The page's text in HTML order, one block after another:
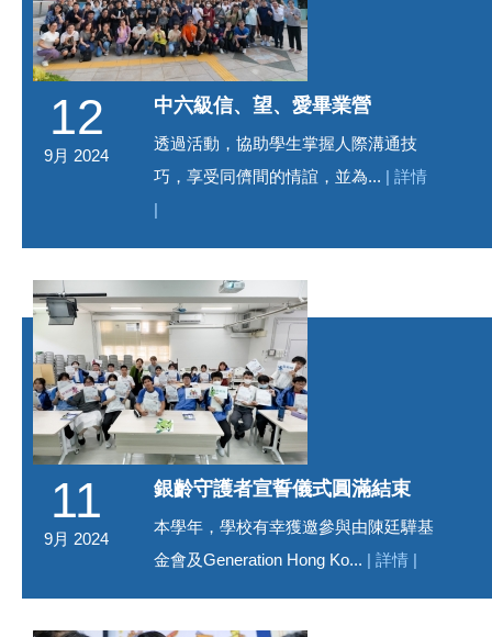
12
9月 2024
中六級信、望、愛畢業營
透過活動，協助學生掌握人際溝通技
巧，享受同儕間的情誼，並為... | 詳情
|
11
9月 2024
銀齡守護者宣誓儀式圓滿結束
本學年，學校有幸獲邀參與由陳廷驊基
金會及Generation Hong Ko... | 詳情 |